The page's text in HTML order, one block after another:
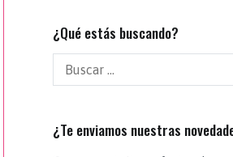
¿Qué estás buscando?
¿Te enviamos nuestras